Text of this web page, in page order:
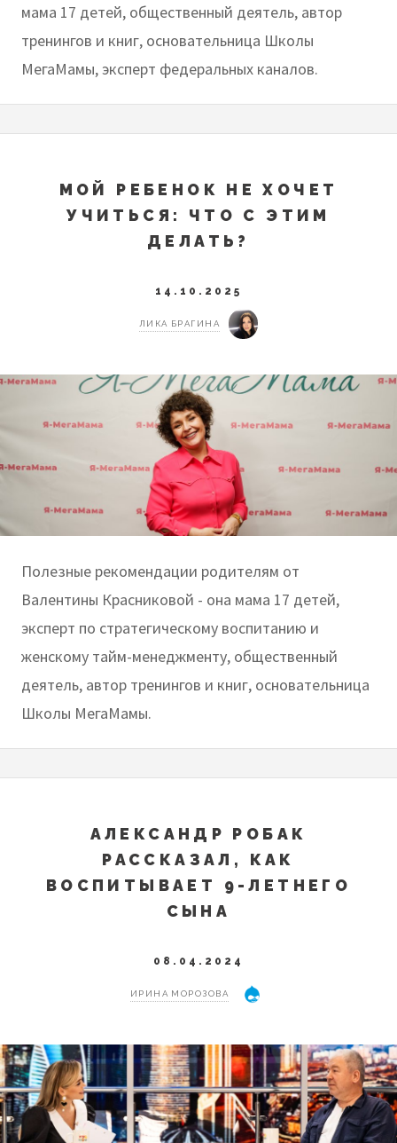
мама 17 детей, общественный деятель, автор
тренингов и книг, основательница Школы
МегаМамы, эксперт федеральных каналов.
МОЙ РЕБЕНОК НЕ ХОЧЕТ
УЧИТЬСЯ: ЧТО С ЭТИМ
ДЕЛАТЬ?
14.10.2025
ЛИКА БРАГИНА
Полезные рекомендации родителям от
Валентины Красниковой - она мама 17 детей,
эксперт по стратегическому воспитанию и
женскому тайм-менеджменту, общественный
деятель, автор тренингов и книг, основательница
Школы МегаМамы.
АЛЕКСАНДР РОБАК
РАССКАЗАЛ, КАК
ВОСПИТЫВАЕТ 9-ЛЕТНЕГО
СЫНА
08.04.2024
ИРИНА МОРОЗОВА